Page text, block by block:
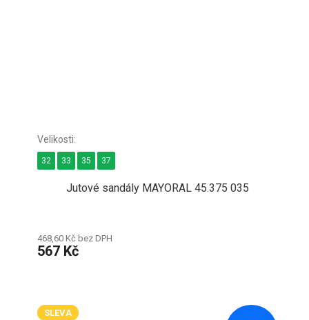
Jutové sandály MAYORAL 45.375 035
468,60 Kč bez DPH
567 Kč
32 33 35 37
SLEVA